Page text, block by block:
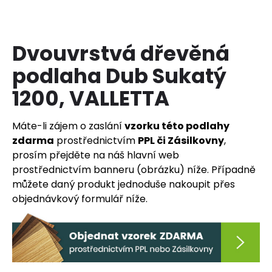
Dvouvrstvá dřevěná
podlaha Dub Sukatý
1200, VALLETTA
Máte-li zájem o zaslánívzorku této podlahy
zdarma prostřednictvím PPL či Zásilkovny,
prosím přejděte na náš hlavní web
prostřednictvím banneru (obrázku) níže. Případně
můžete daný produkt jednoduše nakoupit přes
objednávkový formulář níže.
í
t
?
HLEDAT
D
o
p
o
r
u